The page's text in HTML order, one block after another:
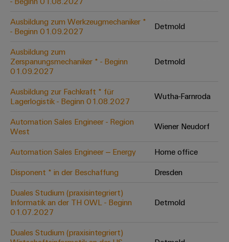
Schaltschrankbau
Moderne
und
digitale
für
klimafreundliche
im
Schiffbau
Verbindungslösungen
die
maritime
Industrie
Wasseraufbereitung
Leiterplattensteckverbinder
&
PCB
Services
Equipment
(OEM)
AI
Access
&
Services
Industrial
Platform
easyConnect
Werkstatt
&
Karriere auf
neues
Distribution
Ausbildung zum Werkzeugmechaniker *
- Beginn 01.09.2027
Detmold
Ausbildung zum
Zerspanungsmechaniker * - Beginn
01.09.2027
Detmold
Ausbildung zur Fachkraft * für
Lagerlogistik - Beginn 01.08.2027
Wutha-Farnroda
Automation Sales Engineer - Region
West
Wiener Neudorf
Automation Sales Engineer – Energy
Home office
Disponent * in der Beschaffung
Dresden
Duales Studium (praxisintegriert)
Informatik an der TH OWL - Beginn
01.07.2027
Detmold
Duales Studium (praxisintegriert)